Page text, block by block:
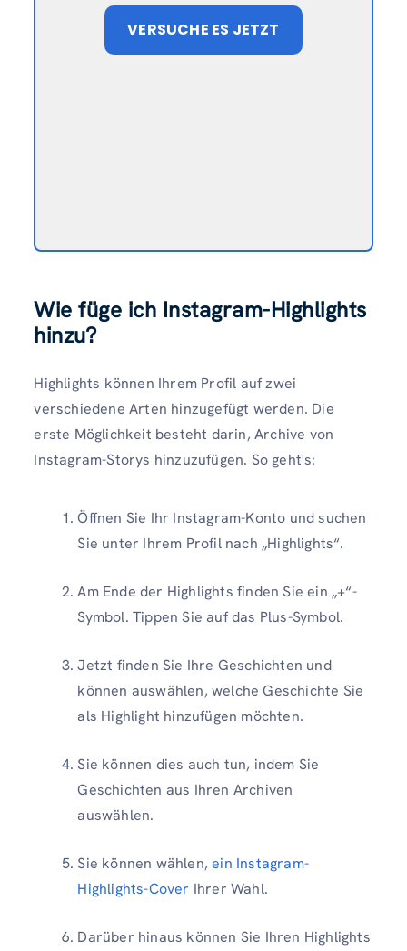
VERSUCHE ES JETZT
Wie füge ich Instagram-Highlights
hinzu?
Highlights können Ihrem Profil auf zwei
verschiedene Arten hinzugefügt werden. Die
erste Möglichkeit besteht darin, Archive von
Instagram-Storys hinzuzufügen. So geht's:
Öffnen Sie Ihr Instagram-Konto und suchen
Sie unter Ihrem Profil nach „Highlights“.
Am Ende der Highlights finden Sie ein „+“-
Symbol. Tippen Sie auf das Plus-Symbol.
Jetzt finden Sie Ihre Geschichten und
können auswählen, welche Geschichte Sie
als Highlight hinzufügen möchten.
Sie können dies auch tun, indem Sie
Geschichten aus Ihren Archiven
auswählen.
Sie können wählen,ein Instagram-
Highlights-Cover Ihrer Wahl.
Darüber hinaus können Sie Ihren Highlights